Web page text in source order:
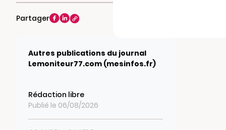
Partager
Autres publications du journal
Lemoniteur77.com (mesinfos.fr)
Rédaction libre
Publié le 06/08/2026